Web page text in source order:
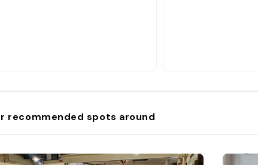
recommended spots around